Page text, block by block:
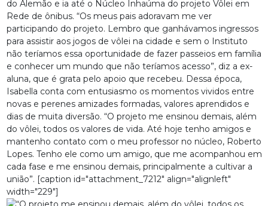
do Alemão e ia até o Núcleo Inhaúma do projeto Vôlei em
Rede de ônibus. “Os meus pais adoravam me ver
participando do projeto. Lembro que ganhávamos ingressos
para assistir aos jogos de vôlei na cidade e sem o Instituto
não teríamos essa oportunidade de fazer passeios em família
e conhecer um mundo que não teríamos acesso”, diz a ex-
aluna, que é grata pelo apoio que recebeu. Dessa época,
Isabella conta com entusiasmo os momentos vividos entre
novas e perenes amizades formadas, valores aprendidos e
dias de muita diversão. “O projeto me ensinou demais, além
do vôlei, todos os valores de vida. Até hoje tenho amigos e
mantenho contato com o meu professor no núcleo, Roberto
Lopes. Tenho ele como um amigo, que me acompanhou em
cada fase e me ensinou demais, principalmente a cultivar a
união”. [caption id="attachment_7212" align="alignleft"
width="229"]